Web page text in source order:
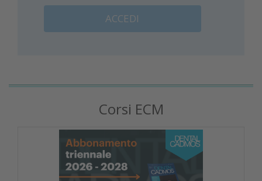
ACCEDI
Corsi ECM